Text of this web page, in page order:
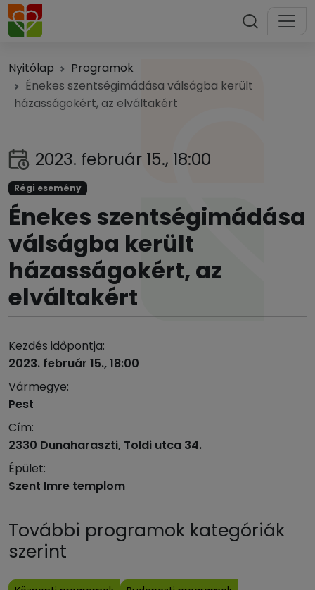
Nyitólap
Programok
Énekes szentségimádása válságba került
házasságokért, az elváltakért
2023. február 15., 18:00
Régi esemény
Énekes szentségimádása
válságba került
házasságokért, az
elváltakért
Kezdés időpontja:
2023. február 15., 18:00
Vármegye:
Pest
Cím:
2330 Dunaharaszti, Toldi utca 34.
Épület:
Szent Imre templom
További programok kategóriák
szerint